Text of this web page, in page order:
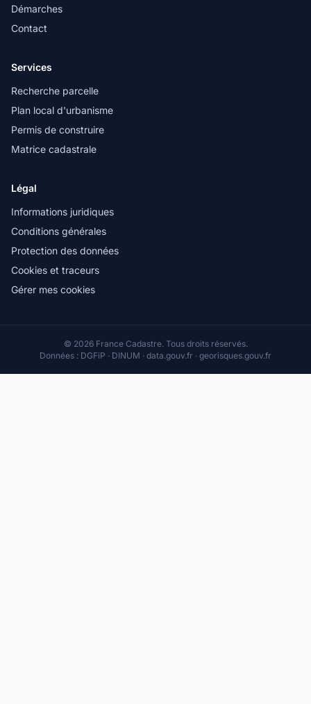
Démarches
Contact
Services
Recherche parcelle
Plan local d'urbanisme
Permis de construire
Matrice cadastrale
Légal
Informations juridiques
Conditions générales
Protection des données
Cookies et traceurs
Gérer mes cookies
© 2026 France Cadastre. Tous droits réservés.
Données : DGFiP · DINUM · data.gouv.fr · georisques.gouv.fr